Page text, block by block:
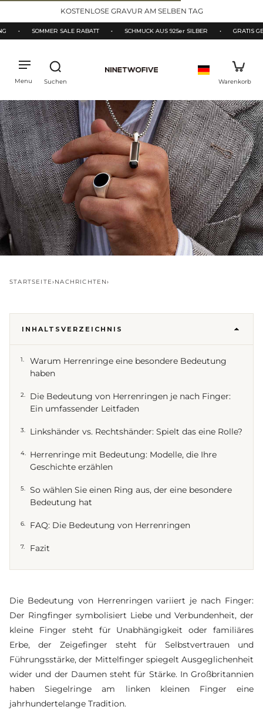
3000+ ★★★★★ BEWERTUNGEN
SOMMER SALE RABATT • SCHMUCK AUS 925er SILBER • GRATIS
Herrenringen: Was jeder Finger
AD Adam NineTwoFive · 1. Juni 2026
STARTSEITE›NACHRICHTEN›
INHALTSVERZEICHNIS
1.
Warum Herrenringe eine besondere Bedeutung
haben
2.
Die Bedeutung von Herrenringen je nach Finger:
Ein umfassender Leitfaden
3. Linkshänder vs. Rechtshänder: Spielt das eine Rolle?
4.
Herrenringe mit Bedeutung: Modelle, die Ihre
Geschichte erzählen
5.
So wählen Sie einen Ring aus, der eine besondere
Bedeutung hat
6. FAQ: Die Bedeutung von Herrenringen
7. Fazit
Die Bedeutung von Herrenringen variiert je nach Finger:
Der Ringfinger symbolisiert Liebe und Verbundenheit, der
kleine Finger steht für Unabhängigkeit oder familiäres
Erbe, der Zeigefinger steht für Selbstvertrauen und
Führungsstärke, der Mittelfinger spiegelt Ausgeglichenheit
wider und der Daumen steht für Stärke. In Großbritannien
haben Siegelringe am linken kleinen Finger eine
jahrhundertelange Tradition.